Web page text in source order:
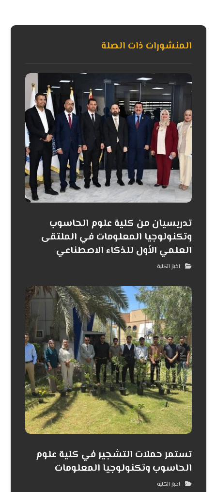
المنشورات ذات الصلة
تدريسيان من كلية علوم الحاسوب
وتكنولوجيا المعلومات في الملتقى
العلمي الأول للذكاء الاصطناعي
اخبار الكلية
تستمر حملات التشجير في كلية علوم
الحاسوب وتكنولوجيا المعلومات
اخبار الكلية